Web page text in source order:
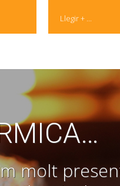
Llegir + ...
molt